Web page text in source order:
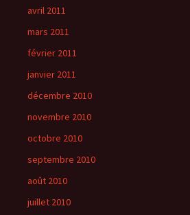
avril 2011
mars 2011
février 2011
janvier 2011
décembre 2010
novembre 2010
octobre 2010
septembre 2010
août 2010
juillet 2010